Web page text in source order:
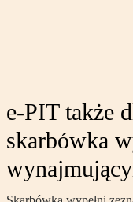
e-PIT także
skarbówka